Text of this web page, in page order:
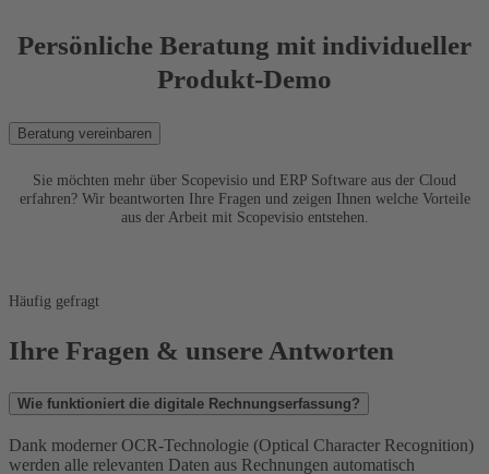
Persönliche Beratung mit individueller
Produkt-Demo
Beratung vereinbaren
Sie möchten mehr über Scopevisio und ERP Software aus der Cloud
erfahren? Wir beantworten Ihre Fragen und zeigen Ihnen welche Vorteile
aus der Arbeit mit Scopevisio entstehen.
Häufig gefragt
Ihre Fragen & unsere Antworten
Wie funktioniert die digitale Rechnungserfassung?
Dank moderner OCR-Technologie (Optical Character Recognition)
werden alle relevanten Daten aus Rechnungen automatisch